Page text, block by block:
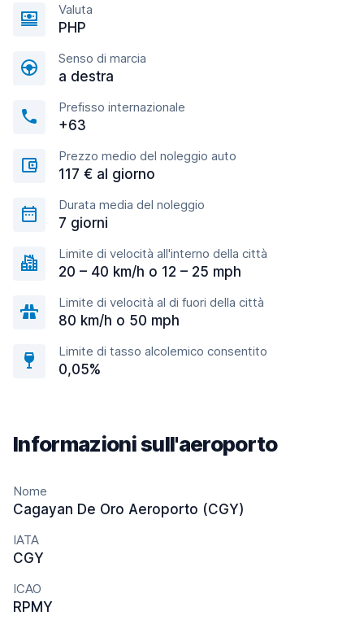
Valuta
PHP
Senso di marcia
a destra
Prefisso internazionale
+63
Prezzo medio del noleggio auto
117 € al giorno
Durata media del noleggio
7 giorni
Limite di velocità all'interno della città
20 – 40 km/h o 12 – 25 mph
Limite di velocità al di fuori della città
80 km/h o 50 mph
Limite di tasso alcolemico consentito
0,05%
Informazioni sull'aeroporto
Nome
Cagayan De Oro Aeroporto (CGY)
IATA
CGY
ICAO
RPMY